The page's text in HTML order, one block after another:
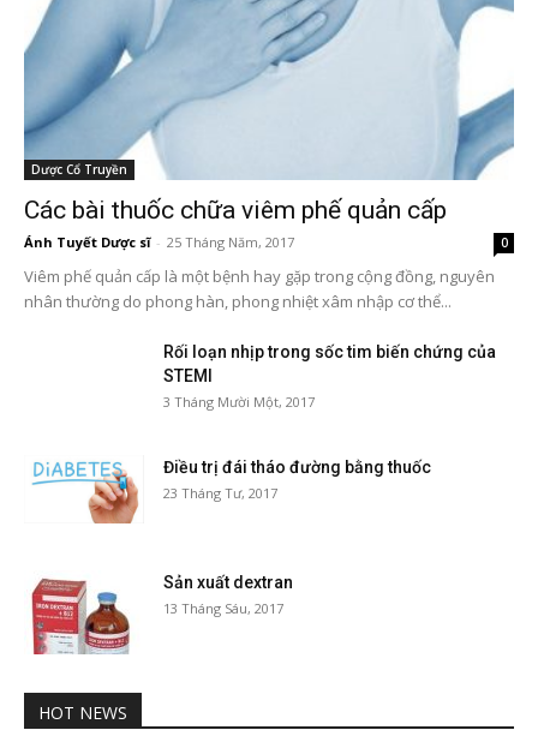
Dược Cổ Truyền
Các bài thuốc chữa viêm phế quản cấp
Ánh Tuyết Dược sĩ - 25 Tháng Năm, 2017 0
Viêm phế quản cấp là một bệnh hay gặp trong cộng đồng, nguyên
nhân thường do phong hàn, phong nhiệt xâm nhập cơ thể...
Rối loạn nhịp trong sốc tim biến chứng của
STEMI
3 Tháng Mười Một, 2017
Điều trị đái tháo đường bằng thuốc
23 Tháng Tư, 2017
Sản xuất dextran
13 Tháng Sáu, 2017
HOT NEWS